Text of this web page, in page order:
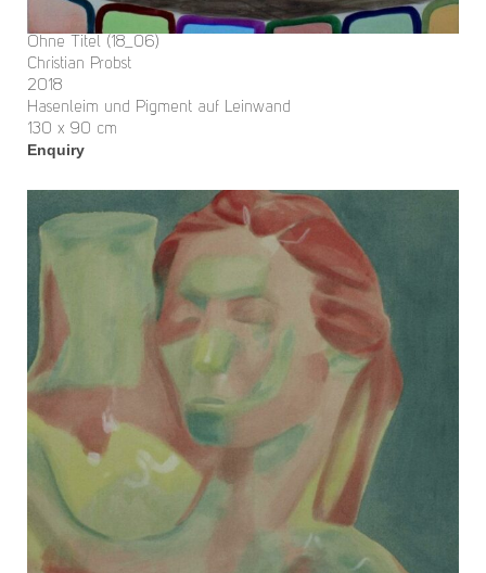
Ohne Titel (18_06)
Christian Probst
2018
Hasenleim und Pigment auf Leinwand
130 x 90 cm
Enquiry